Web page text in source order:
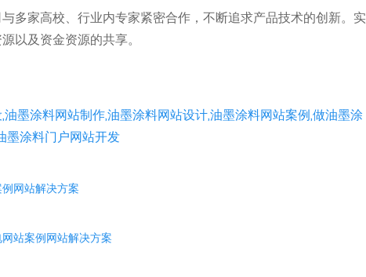
多家高校、行业内专家紧密合作，不断追求产品技术的创新。实
以及资金资源的共享。
墨涂料网站制作,油墨涂料网站设计,油墨涂料网站案例,做油墨涂
墨涂料门户网站开发
网站解决方案
站案例网站解决方案